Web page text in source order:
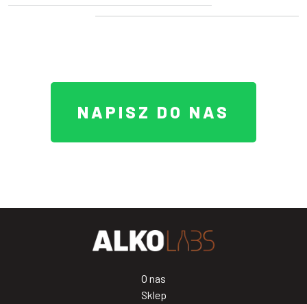
NAPISZ DO NAS
O nas
Sklep